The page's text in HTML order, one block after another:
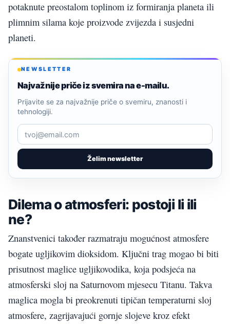
potaknute preostalom toplinom iz formiranja planeta ili
plimnim silama koje proizvode zvijezda i susjedni
planeti.
NEWSLETTER
Najvažnije priče iz svemira na e-mailu.
Želim newsletter
Prijavite se za najvažnije priče o svemiru, znanosti i
tehnologiji.
Dilema o atmosferi: postoji li ili
ne?
Znanstvenici također razmatraju mogućnost atmosfere
bogate ugljikovim dioksidom. Ključni trag mogao bi biti
prisutnost maglice ugljikovodika, koja podsjeća na
atmosferski sloj na Saturnovom mjesecu Titanu. Takva
maglica mogla bi preokrenuti tipičan temperaturni sloj
atmosfere, zagrijavajući gornje slojeve kroz efekt